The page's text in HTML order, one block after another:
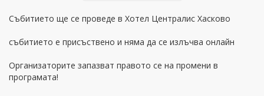
Събитието ще се проведе в Хотел Централис Хасково
събитието е присъствено и няма да се излъчва онлайн
Организаторите запазват правото се на промени в
програмата!